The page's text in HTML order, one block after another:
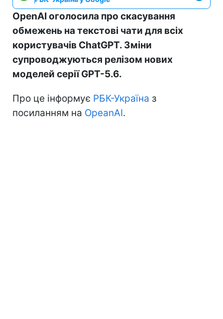
OpenAI оголосила про скасування
обмежень на текстові чати для всіх
користувачів ChatGPT. Зміни
супроводжуються релізом нових
моделей серії GPT-5.6.
Про це інформує РБК-Україна з
посиланням на OpeanAI.